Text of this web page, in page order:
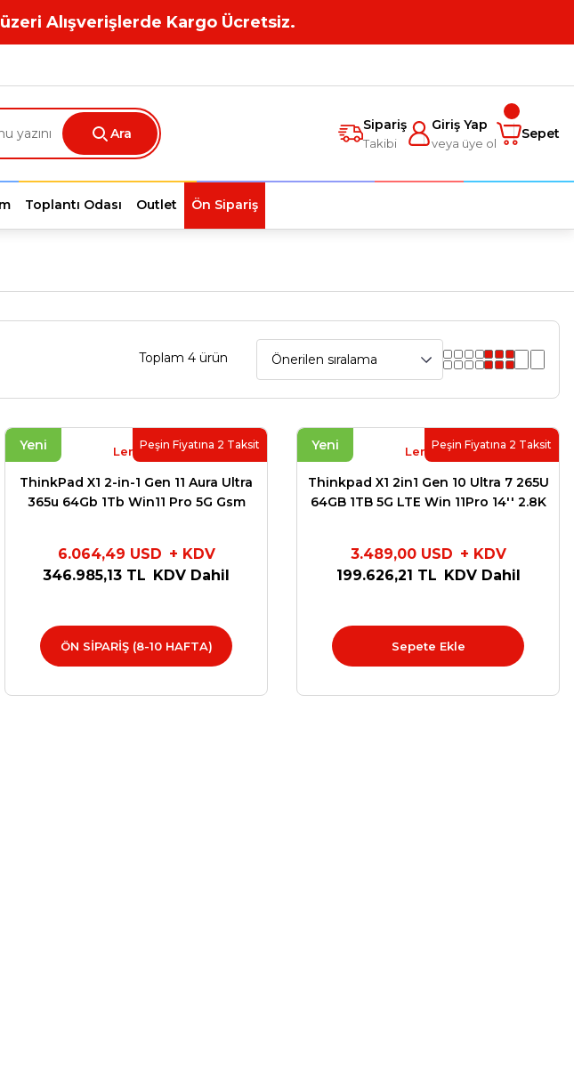
Alışverişlerde Kargo Ücretsiz.
Ara
Sipariş
Takibi
Giriş Yap
veya üye ol
Sepet
Toplantı Odası Outlet Ön Sipariş
Toplam 4 ürün
Yeni Peşin Fiyatına 2 Taksit
Lenovo
ThinkPad X1 2-in-1 Gen 11 Aura Ultra
365u 64Gb 1Tb Win11 Pro 5G Gsm
6.064,49 USD + KDV
346.985,13 TL KDV Dahil
ÖN SİPARİŞ (8-10 HAFTA)
Yeni Peşin Fiyatına 2 Taksit
Lenovo
Thinkpad X1 2in1 Gen 10 Ultra 7 265U
64GB 1TB 5G LTE Win 11Pro 14'' 2.8K
3.489,00 USD + KDV
199.626,21 TL KDV Dahil
Sepete Ekle